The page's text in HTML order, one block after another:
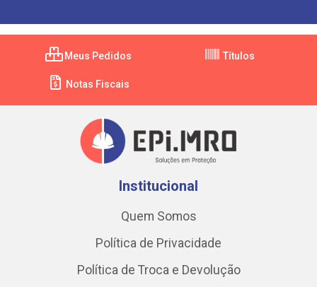
Meus Pedidos Títulos
Notas Fiscais
Institucional
Quem Somos
Política de Privacidade
Política de Troca e Devolução